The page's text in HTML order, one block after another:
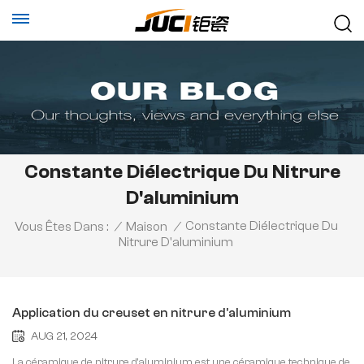
Constante Diélectrique Du Nitrure
D'aluminium
Vous Êtes Dans : / Maison / Constante Diélectrique Du
Nitrure D'aluminium
Application du creuset en nitrure d'aluminium
AUG 21, 2024